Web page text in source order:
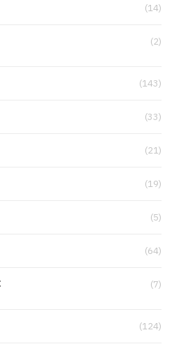
(14)
(2)
(143)
(33)
(21)
(19)
(5)
(64)
(7)
(124)